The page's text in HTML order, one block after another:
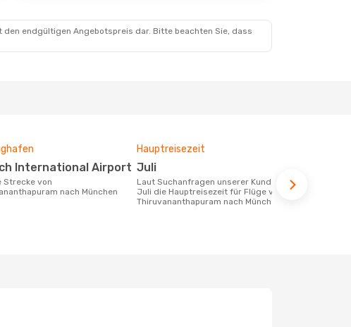
endgültigen Angebotspreis dar. Bitte beachten Sie, dass
International Airport
nach München
Hauptreisezeit
Juli
Laut Suchanfragen unserer Kunden ist
Juli die Hauptreisezeit für Flüge von
Thiruvananthapuram nach München